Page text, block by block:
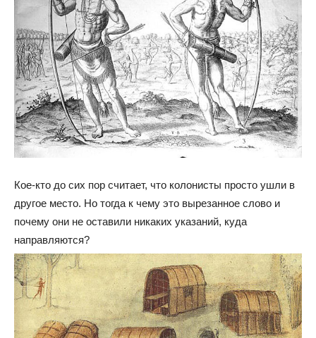
Кое-кто до сих пор считает, что колонисты просто ушли в
другое место. Но тогда к чему это вырезанное слово и
почему они не оставили никаких указаний, куда
направляются?